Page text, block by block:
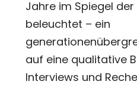
Jahre im Spiegel
beleuchtet – ein
auf eine qualitative
Interviews und